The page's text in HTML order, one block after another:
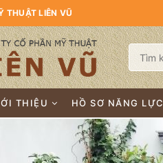
THUẬT LIÊN VŨ
THIỆU HỒ SƠ NĂNG LỰC